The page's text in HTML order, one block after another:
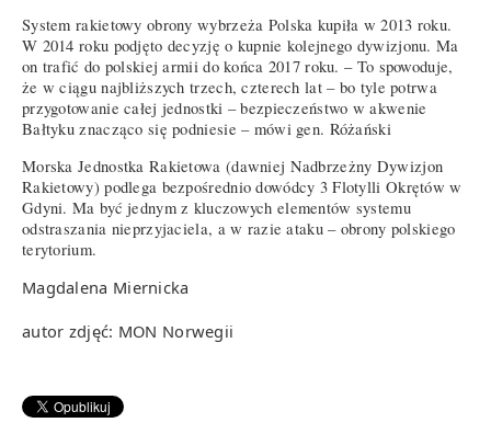
System rakietowy obrony wybrzeża Polska kupiła w 2013 roku.
W 2014 roku podjęto decyzję o kupnie kolejnego dywizjonu. Ma
on trafić do polskiej armii do końca 2017 roku. – To spowoduje,
że w ciągu najbliższych trzech, czterech lat – bo tyle potrwa
przygotowanie całej jednostki – bezpieczeństwo w akwenie
Bałtyku znacząco się podniesie – mówi gen. Różański
Morska Jednostka Rakietowa (dawniej Nadbrzeżny Dywizjon
Rakietowy) podlega bezpośrednio dowódcy 3 Flotylli Okrętów w
Gdyni. Ma być jednym z kluczowych elementów systemu
odstraszania nieprzyjaciela, a w razie ataku – obrony polskiego
terytorium.
Magdalena Miernicka
autor zdjęć: MON Norwegii